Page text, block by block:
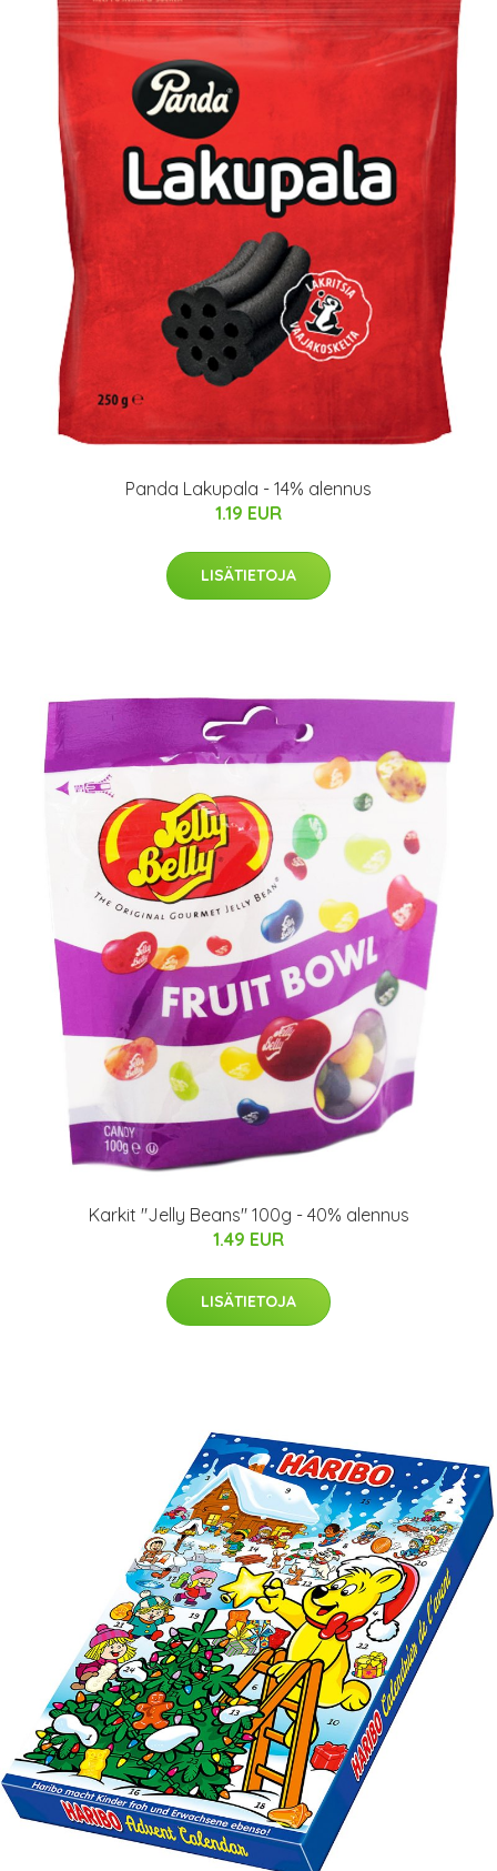
Panda Lakupala - 14% alennus
1.19 EUR
LISÄTIETOJA
Karkit "Jelly Beans" 100g - 40% alennus
1.49 EUR
LISÄTIETOJA